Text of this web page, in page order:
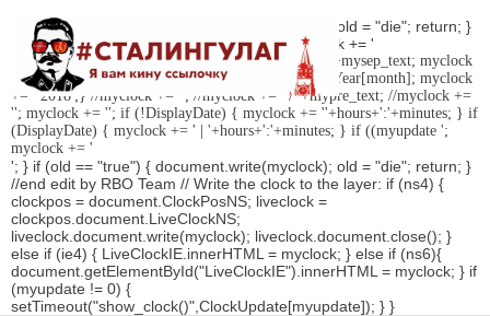
'; } if (old == "true") { document.write(myclock); old = "die"; return; }
//Date-Time if (StyleDate) { myclock = ''; myclock += '
'; if (DisplayDate) { myclock += ' '; //myclock += ' '+mysep_text; myclock
+= DaysOfWeek[day]+', '+mday+mn+' '+MonthsOfYear[month]; myclock
+= ' 2018';} //myclock += '
'; //myclock += ' / '+mypre_text; //myclock +=
''; myclock += ''; if (!DisplayDate) { myclock += ''+hours+':'+minutes; } if
(DisplayDate) { myclock += ' | '+hours+':'+minutes; } if ((myupdate ';
myclock += '
'; } if (old == "true") { document.write(myclock); old = "die"; return; }
//end edit by RBO Team // Write the clock to the layer: if (ns4) {
clockpos = document.ClockPosNS; liveclock =
clockpos.document.LiveClockNS;
liveclock.document.write(myclock); liveclock.document.close(); }
else if (ie4) { LiveClockIE.innerHTML = myclock; } else if (ns6){
document.getElementById("LiveClockIE").innerHTML = myclock; } if
(myupdate != 0) {
setTimeout("show_clock()",ClockUpdate[myupdate]); } }